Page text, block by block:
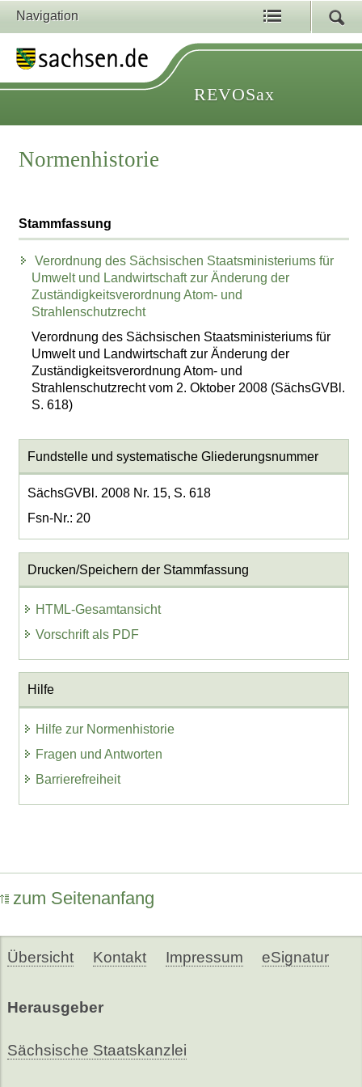
Navigation
REVOSax
Normenhistorie
Stammfassung
Verordnung des Sächsischen Staatsministeriums für
Umwelt und Landwirtschaft zur Änderung der
Zuständigkeitsverordnung Atom- und
Strahlenschutzrecht
Verordnung des Sächsischen Staatsministeriums für
Umwelt und Landwirtschaft zur Änderung der
Zuständigkeitsverordnung Atom- und
Strahlenschutzrecht vom 2. Oktober 2008 (SächsGVBl.
S. 618)
Fundstelle und systematische Gliederungsnummer
SächsGVBl. 2008 Nr. 15, S. 618
Fsn-Nr.: 20
Drucken/Speichern der Stammfassung
HTML-Gesamtansicht
Vorschrift als PDF
Hilfe
Hilfe zur Normenhistorie
Fragen und Antworten
Barrierefreiheit
zum Seitenanfang
Übersicht Kontakt Impressum eSignatur
Herausgeber
Sächsische Staatskanzlei